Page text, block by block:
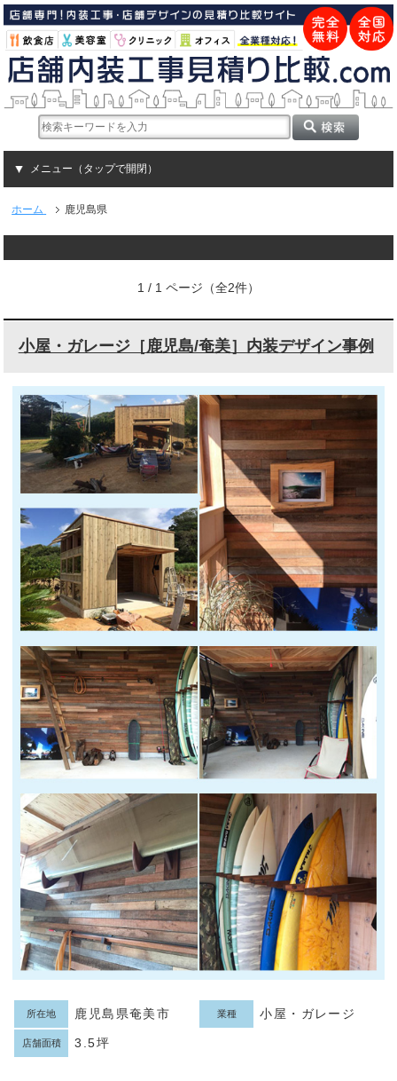
メニュー（タップで開閉）
ホーム 鹿児島県
1 / 1 ページ（全2件）
小屋・ガレージ［鹿児島/奄美］内装デザイン事例
所在地 鹿児島県奄美市 業種 小屋・ガレージ
店舗面積 3.5坪